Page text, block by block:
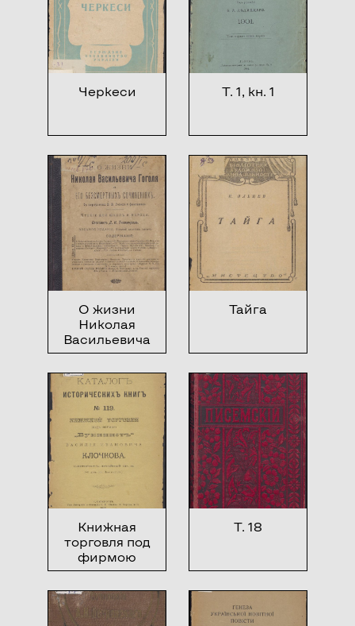
Черкеси Т. 1, кн. 1
О жизни
Николая
Васильевича
Гоголя и его
бессмертных
сочинениях
Тайга
Книжная
торговля под
фирмою
”Букинист”
Василия
Ивановича
Клочкова
Т. 18